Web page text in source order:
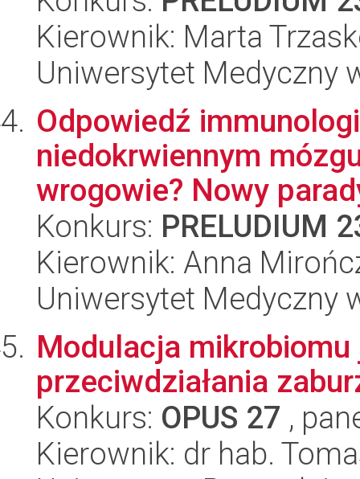
Kierownik: Marta
Uniwersytet Medyczny
Odpowiedź
niedokrwiennym
wrogowie? Nowy
Konkurs: PRELUDIUM
Kierownik: Anna
Uniwersytet Medyczny
Modulacja
przeciwdziałania
Konkurs: OPUS 27 ,
Kierownik: dr hab.